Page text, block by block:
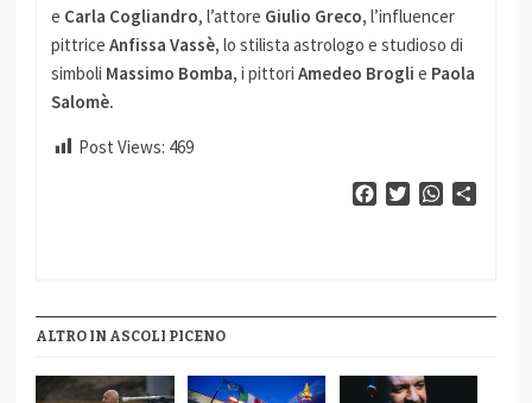
e Carla Cogliandro, l’attore Giulio Greco, l’influencer
pittrice Anfissa Vassè, lo stilista astrologo e studioso di
simboli Massimo Bomba, i pittori Amedeo Brogli e Paola
Salomè.
Post Views: 469
FacebookTwitterWhatsApp
ALTRO IN ASCOLI PICENO